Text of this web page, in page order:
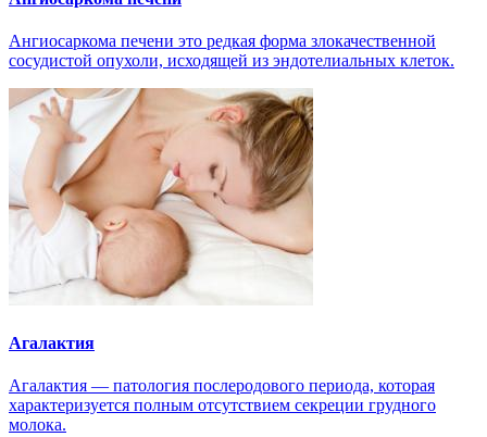
Ангиосаркома печени это редкая форма злокачественной
сосудистой опухоли, исходящей из эндотелиальных клеток.
Агалактия
Агалактия — патология послеродового периода, которая
характеризуется полным отсутствием секреции грудного
молока.